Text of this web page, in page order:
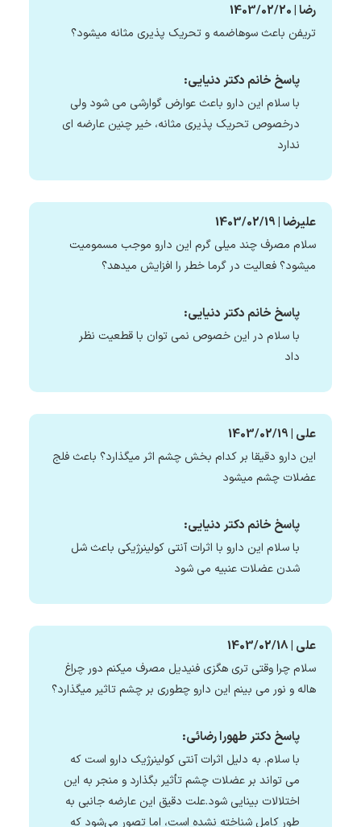
رضا | 1403/02/20
تریفن باعث سوهاضمه و تحریک پذیری مثانه میشود؟
پاسخ خانم دکتر دنیایی:
با سلام این دارو باعث عوارض گوارشی می شود ولی
درخصوص تحریک پذیری مثانه، خیر چنین عارضه ای
ندارد
علیرضا | 1403/02/19
سلام مصرف چند میلی گرم این دارو موجب مسمومیت
میشود؟ فعالیت در گرما خطر را افزایش میدهد؟
پاسخ خانم دکتر دنیایی:
با سلام در این خصوص نمی توان با قطعیت نظر
داد
علی | 1403/02/19
این دارو دقیقا بر کدام بخش چشم اثر میگذارد؟ باعث فلج
عضلات چشم میشود
پاسخ خانم دکتر دنیایی:
با سلام این دارو با اثرات آنتی کولینرژیکی باعث شل
شدن عضلات عنبیه می شود
علی | 1403/02/18
سلام چرا وقتی تری هگزی فنیدیل مصرف میکنم دور چراغ
هاله و نور می بینم این دارو چطوری بر چشم تاثیر میگذارد؟
پاسخ دکتر طهورا رضائی:
با سلام. به دلیل اثرات آنتی کولینرژیک دارو است که
می تواند بر عضلات چشم تأثیر بگذارد و منجر به این
اختلالات بینایی شود.علت دقیق این عارضه جانبی به
طور کامل شناخته نشده است، اما تصور می‌شود که